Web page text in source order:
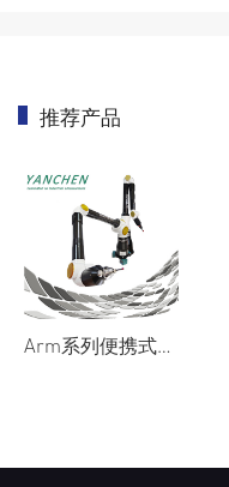
推荐产品
Arm系列便携式关节臂三坐标测量机